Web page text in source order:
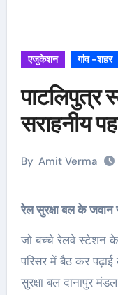
एजुकेशन गांव -शहर
पाटलिपुत्र
सराहनीय
By Amit Verma
रेल सुरक्षा बल के
जो बच्चे रेलवे स्टेशन
परिसर में बैठ कर
सुरक्षा बल दानापुर